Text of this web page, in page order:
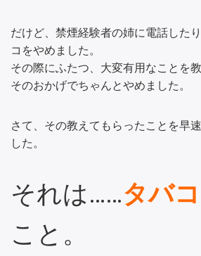
だけど、禁煙経験者の姉に電話した
コをやめました。
その際にふたつ、大変有用なことを
そのおかげでちゃんとやめました。
さて、その教えてもらったことを早
した。
それは……タバ
こと。